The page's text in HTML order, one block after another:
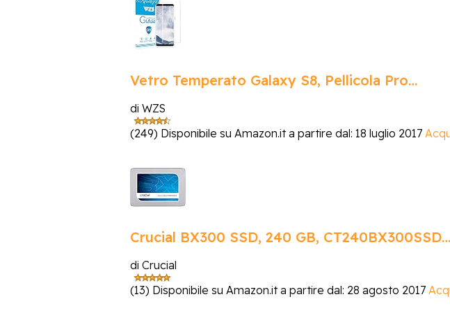
Vetro Temperato Galaxy S8, Pellicola Pro…
di WZS
(249) Disponibile su Amazon.it a partire dal: 18 luglio 2017
Crucial BX300 SSD, 240 GB, CT240BX300SSD…
di Crucial
(13) Disponibile su Amazon.it a partire dal: 28 agosto 2017